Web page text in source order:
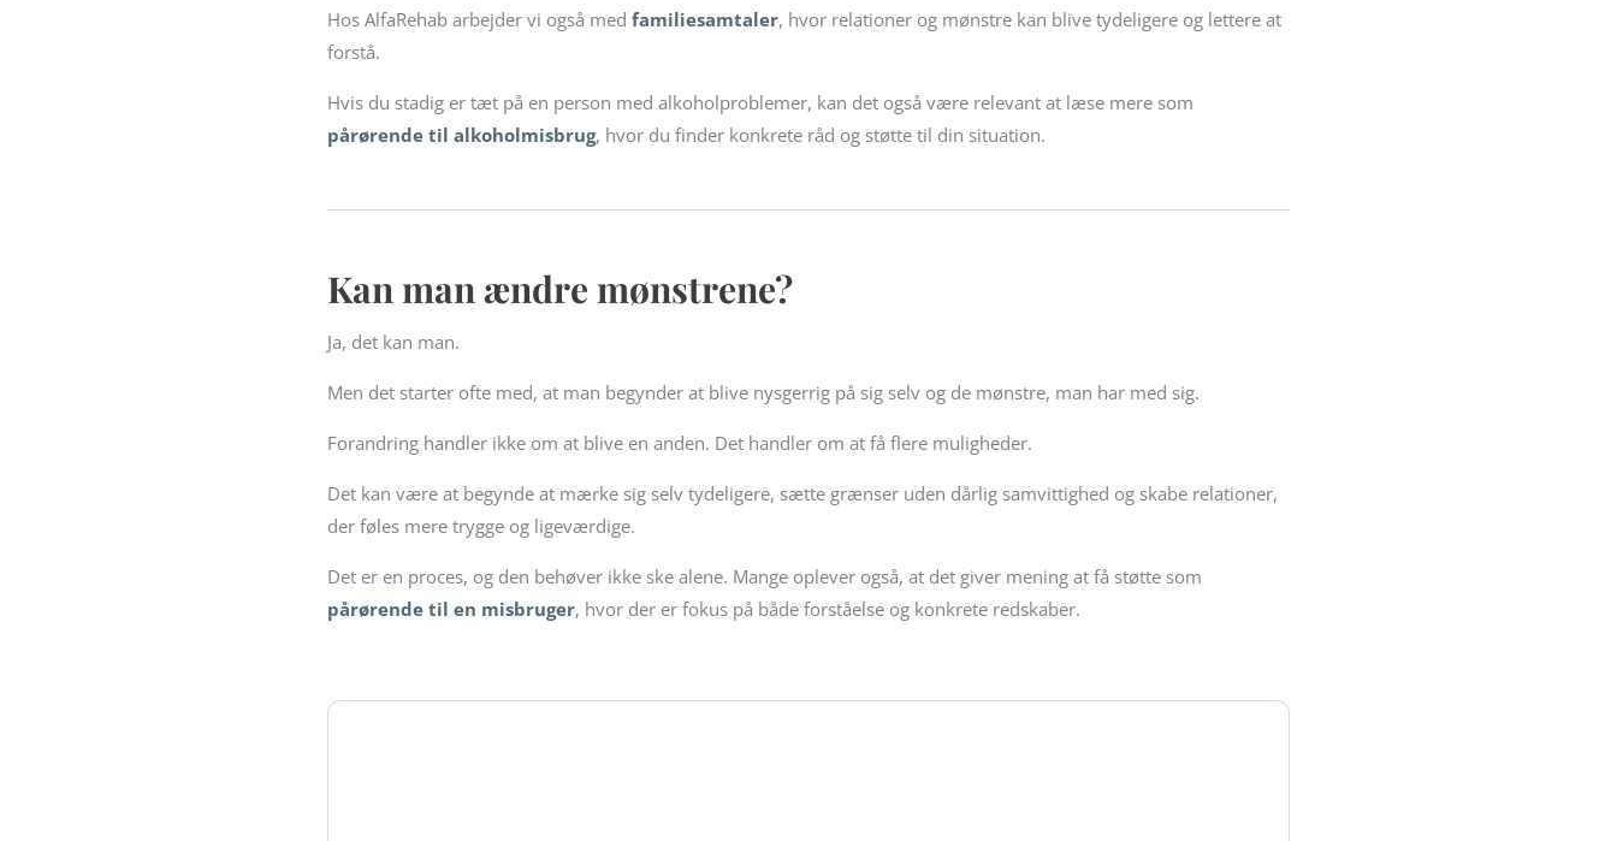
Hos AlfaRehab arbejder vi også med familiesamtaler, hvor relationer og mønstre kan blive tydeligere og lettere at
forstå.
Hvis du stadig er tæt på en person med alkoholproblemer, kan det også være relevant at læse mere som
pårørende til alkoholmisbrug, hvor du finder konkrete råd og støtte til din situation.
Kan man ændre mønstrene?
Ja, det kan man.
Men det starter ofte med, at man begynder at blive nysgerrig på sig selv og de mønstre, man har med sig.
Forandring handler ikke om at blive en anden. Det handler om at få flere muligheder.
Det kan være at begynde at mærke sig selv tydeligere, sætte grænser uden dårlig samvittighed og skabe relationer,
der føles mere trygge og ligeværdige.
Det er en proces, og den behøver ikke ske alene. Mange oplever også, at det giver mening at få støtte som
pårørende til en misbruger, hvor der er fokus på både forståelse og konkrete redskaber.